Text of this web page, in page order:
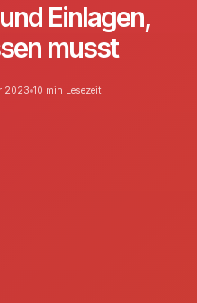
Einlagen,
musst
2023 10 min Lesezeit